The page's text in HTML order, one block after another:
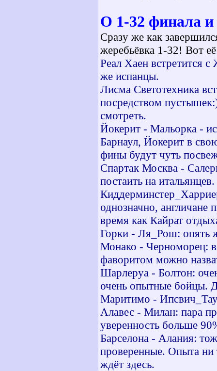
О 1-32 финала и
Сразу же как
жеребьёвка 1-32! Вот
Реал Хаен встретится
же испанцы.
Лисма Светотехника
посредством
смотреть.
Йокерит - Мальорка -
Барнаул, Йокерит в
фины будут чуть
Спартак Москва -
постаить на итальянцев.
однозначно,
время как Кайрат
Горки - Ля_Рош: опять
Монако - Черноморец:
фаворитом можно
Шарлеруа - Болтон:
очень опытные бойцы.
Маритимо -
Алавес - Милан: пара
уверенность больше
Барселона - Алания:
проверенные. Опыта ни
ждёт здесь.